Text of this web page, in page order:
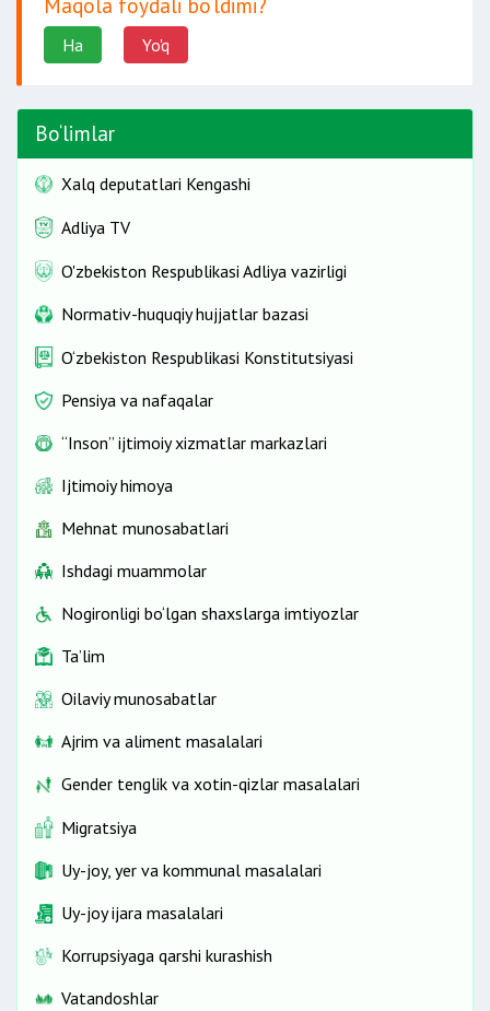
Ha Yo'q
Bo‘limlar
Xalq deputatlari Kengashi
Adliya TV
O'zbekiston Respublikasi Adliya vazirligi
Normativ-huquqiy hujjatlar bazasi
O‘zbekiston Respublikasi Konstitutsiyasi
Pensiya va nafaqalar
“Inson” ijtimoiy xizmatlar markazlari
Ijtimoiy himoya
Mehnat munosabatlari
Ishdagi muammolar
Nogironligi bo‘lgan shaxslarga imtiyozlar
Ta’lim
Oilaviy munosabatlar
Ajrim va aliment masalalari
Gender tenglik va xotin-qizlar masalalari
Migratsiya
Uy-joy, yer va kommunal masalalari
Uy-joy ijara masalalari
Korrupsiyaga qarshi kurashish
Vatandoshlar